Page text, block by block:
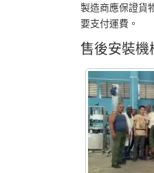
製造商應保證貨
要支付運費。
售後安裝機